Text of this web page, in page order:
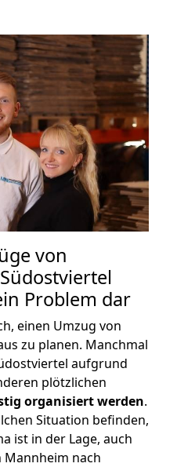
von
Problem dar
einen Umzug von
zu planen. Manchmal
aufgrund
plötzlichen
organisiert werden.
Situation befinden,
ist in der Lage, auch
nach